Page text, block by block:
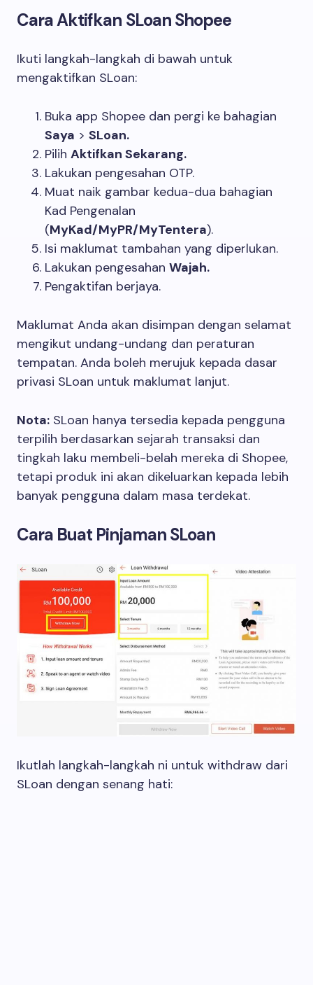
Cara Aktifkan SLoan Shopee
Ikuti langkah-langkah di bawah untuk
mengaktifkan SLoan:
Buka app Shopee dan pergi ke bahagian
Saya > SLoan.
Pilih Aktifkan Sekarang.
Lakukan pengesahan OTP.
Muat naik gambar kedua-dua bahagian
Kad Pengenalan
(MyKad/MyPR/MyTentera).
Isi maklumat tambahan yang diperlukan.
Lakukan pengesahan Wajah.
Pengaktifan berjaya.
Maklumat Anda akan disimpan dengan selamat
mengikut undang-undang dan peraturan
tempatan. Anda boleh merujuk kepada dasar
privasi SLoan untuk maklumat lanjut.
Nota: SLoan hanya tersedia kepada pengguna
terpilih berdasarkan sejarah transaksi dan
tingkah laku membeli-belah mereka di Shopee,
tetapi produk ini akan dikeluarkan kepada lebih
banyak pengguna dalam masa terdekat.
Cara Buat Pinjaman SLoan
Ikutlah langkah-langkah ni untuk withdraw dari
SLoan dengan senang hati: